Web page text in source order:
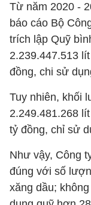
Từ năm 2020 -
báo cáo Bộ
trích lập Quỹ
2.239.447.513
đồng, chi sử
Tuy nhiên, khối
2.249.481.268
tỷ đồng, chỉ sử
Như vậy, Công
đúng với số
xăng dầu;